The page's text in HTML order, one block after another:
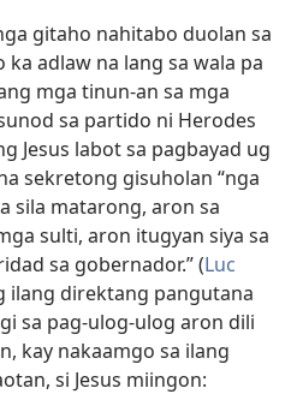
gitaho nahitabo duolan sa
adlaw na lang sa wala pa
mga tinun-an sa mga
sa partido ni Herodes
Jesus labot sa pagbayad ug
sekretong gisuholan “nga
sila matarong, aron sa
sulti, aron itugyan siya sa
sa gobernador.” (Luc
ilang direktang pangutana
sa pag-ulog-ulog aron dili
kay nakaamgo sa ilang
si Jesus miingon: